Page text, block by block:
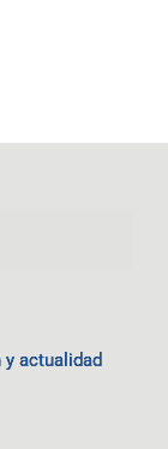
actualidad